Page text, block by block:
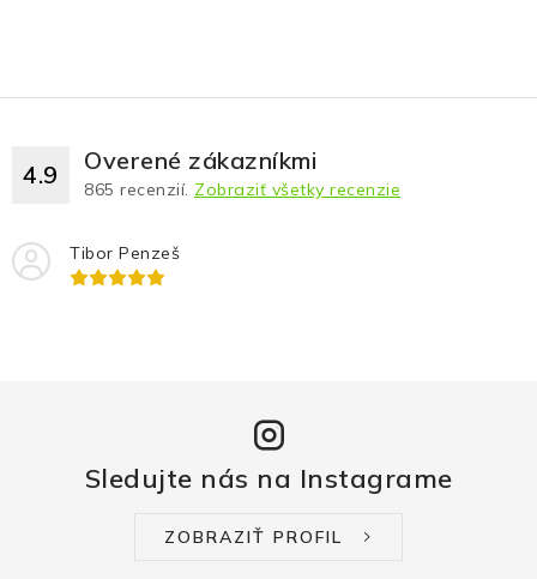
4.9 Overené zákazníkmi
865 recenzií. Zobraziť všetky recenzie
Tibor Penzeš
Sledujte nás na Instagrame
ZOBRAZIŤ PROFIL